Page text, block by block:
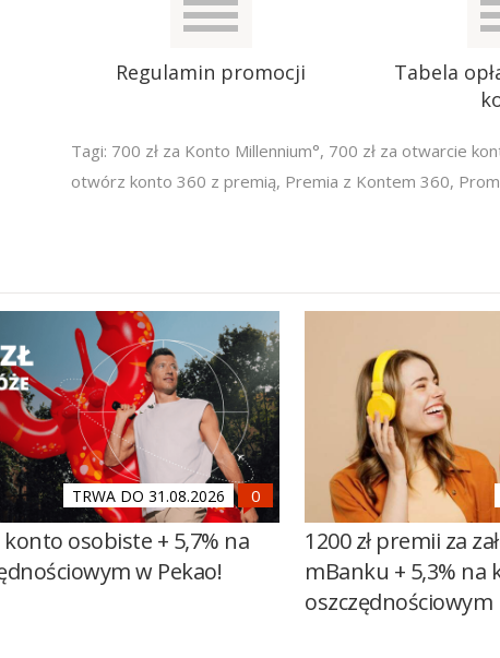
Regulamin promocji
Tabela
Tagi: 700 zł za Konto Millennium°, 700 zł za otwarcie
otwórz konto 360 z premią, Premia z Kontem 360,
TRWA DO 31.08.2026
konto osobiste + 5,7% na
w Pekao!
1200 zł premii za
mBanku + 5,3% na
oszczędnościowym